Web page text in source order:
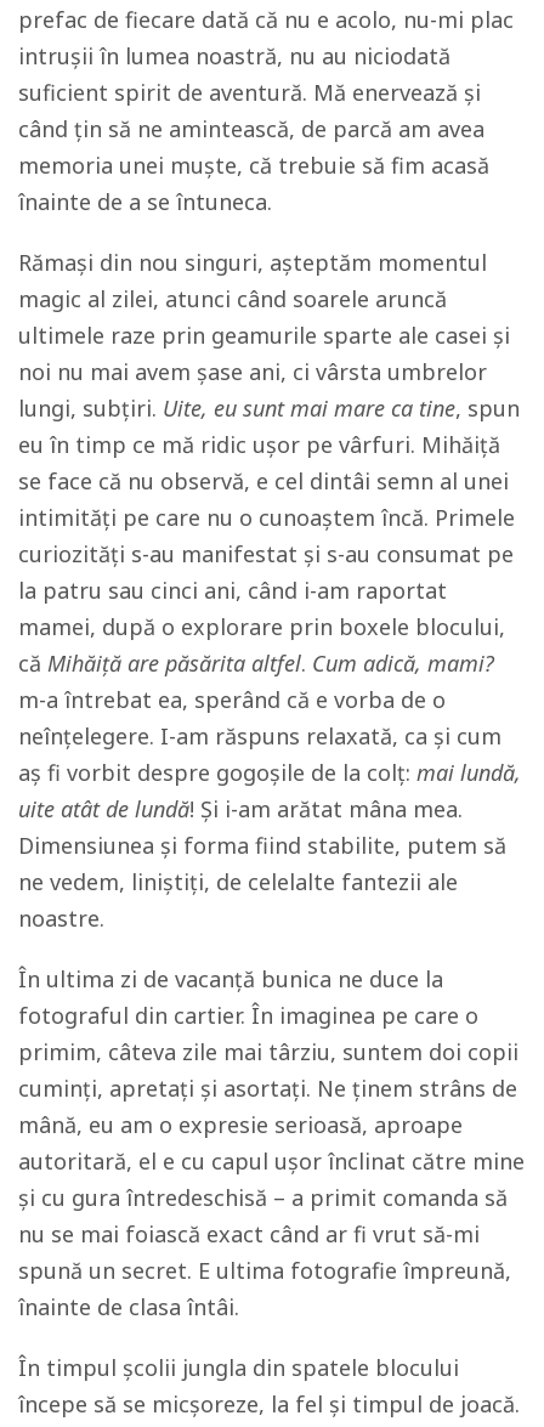
prefac de fiecare dată că nu e acolo, nu-mi plac
intrușii în lumea noastră, nu au niciodată
suficient spirit de aventură. Mă enervează și
când țin să ne amintească, de parcă am avea
memoria unei muște, că trebuie să fim acasă
înainte de a se întuneca.
Rămași din nou singuri, așteptăm momentul
magic al zilei, atunci când soarele aruncă
ultimele raze prin geamurile sparte ale casei și
noi nu mai avem șase ani, ci vârsta umbrelor
lungi, subțiri. Uite, eu sunt mai mare ca tine, spun
eu în timp ce mă ridic ușor pe vârfuri. Mihăiță
se face că nu observă, e cel dintâi semn al unei
intimități pe care nu o cunoaștem încă. Primele
curiozități s-au manifestat și s-au consumat pe
la patru sau cinci ani, când i-am raportat
mamei, după o explorare prin boxele blocului,
că Mihăiță are păsărita altfel. Cum adică, mami?
m-a întrebat ea, sperând că e vorba de o
neînțelegere. I-am răspuns relaxată, ca și cum
aș fi vorbit despre gogoșile de la colț: mai lundă,
uite atât de lundă! Și i-am arătat mâna mea.
Dimensiunea și forma fiind stabilite, putem să
ne vedem, liniștiți, de celelalte fantezii ale
noastre.
În ultima zi de vacanță bunica ne duce la
fotograful din cartier. În imaginea pe care o
primim, câteva zile mai târziu, suntem doi copii
cuminți, apretați și asortați. Ne ținem strâns de
mână, eu am o expresie serioasă, aproape
autoritară, el e cu capul ușor înclinat către mine
și cu gura întredeschisă – a primit comanda să
nu se mai foiască exact când ar fi vrut să-mi
spună un secret. E ultima fotografie împreună,
înainte de clasa întâi.
În timpul școlii jungla din spatele blocului
începe să se micșoreze, la fel și timpul de joacă.